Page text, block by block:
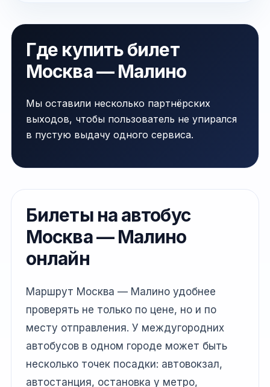
Где купить билет
Москва — Малино
Мы оставили несколько партнёрских
выходов, чтобы пользователь не упирался
в пустую выдачу одного сервиса.
Билеты на автобус
Москва — Малино
онлайн
Маршрут Москва — Малино удобнее
проверять не только по цене, но и по
месту отправления. У междугородних
автобусов в одном городе может быть
несколько точек посадки: автовокзал,
автостанция, остановка у метро,